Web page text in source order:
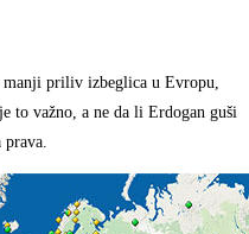
priliv izbeglica u Evropu,
to važno, a ne da li Erdogan guši
prava.